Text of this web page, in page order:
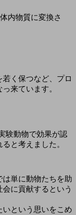
内物質に変換さ
く保つなど、プロ
来ています。
験動物で効果が認
と考えました。
単に動物たちを助
に貢献するという
という思いをこめ